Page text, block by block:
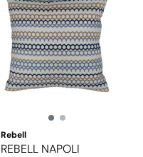
Rebell
REBELL NAPOLI